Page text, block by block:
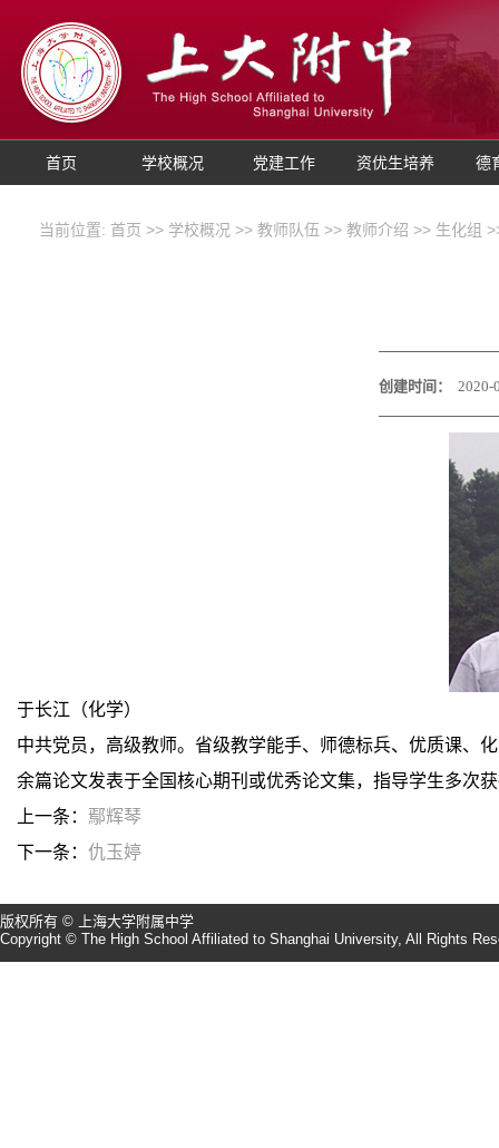
首页 学校概况 党建工作 资优生培养 德
当前位置: 首页 >> 学校概况 >> 教师队伍 >> 教师介绍 >> 生化组
创建时间： 2020-
于长江（化学）
中共党员，高级教师。省级教学能手、师德标兵、优质课、
余篇论文发表于全国核心期刊或优秀论文集，指导学生多次
上一条： 鄢辉琴
下一条： 仇玉婷
版权所有 © 上海大学附属中学
Copyright © The High School Affiliated to Shanghai University, All Rights